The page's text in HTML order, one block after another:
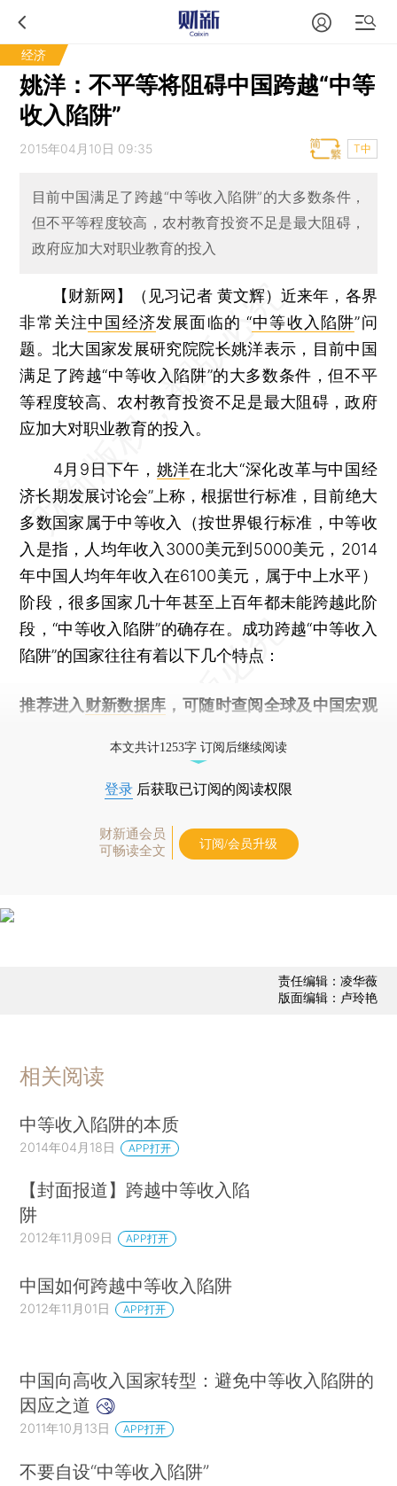
经济
姚洋：不平等将阻碍中国跨越“中等
收入陷阱”
2015年04月10日 09:35 T中
目前中国满足了跨越“中等收入陷阱”的大多数条件，
但不平等程度较高，农村教育投资不足是最大阻碍，
政府应加大对职业教育的投入
【财新网】（见习记者 黄文辉）近来年，各界
非常关注中国经济发展面临的 “中等收入陷阱”问
题。北大国家发展研究院院长姚洋表示，目前中国
满足了跨越“中等收入陷阱”的大多数条件，但不平
等程度较高、农村教育投资不足是最大阻碍，政府
应加大对职业教育的投入。
4月9日下午， 姚洋在北大“深化改革与中国经
济长期发展讨论会”上称，根据世行标准，目前绝大
多数国家属于中等收入（按世界银行标准，中等收
入是指，人均年收入3000美元到5000美元，2014
年中国人均年年收入在6100美元，属于中上水平）
阶段，很多国家几十年甚至上百年都未能跨越此阶
段，“中等收入陷阱”的确存在。成功跨越“中等收入
陷阱”的国家往往有着以下几个特点：
推荐进入 财新数据库 ，可随时查阅全球及中国宏观
本文共计1253字 订阅后继续阅读
登录 后获取已订阅的阅读权限
财新通会员
可畅读全文
订阅/会员升级
责任编辑：凌华薇
版面编辑：卢玲艳
相关阅读
中等收入陷阱的本质
2014年04月18日 APP打开
【封面报道】跨越中等收入陷
阱
2012年11月09日 APP打开
中国如何跨越中等收入陷阱
2012年11月01日 APP打开
中国向高收入国家转型：避免中等收入陷阱的
因应之道
2011年10月13日 APP打开
不要自设“中等收入陷阱”